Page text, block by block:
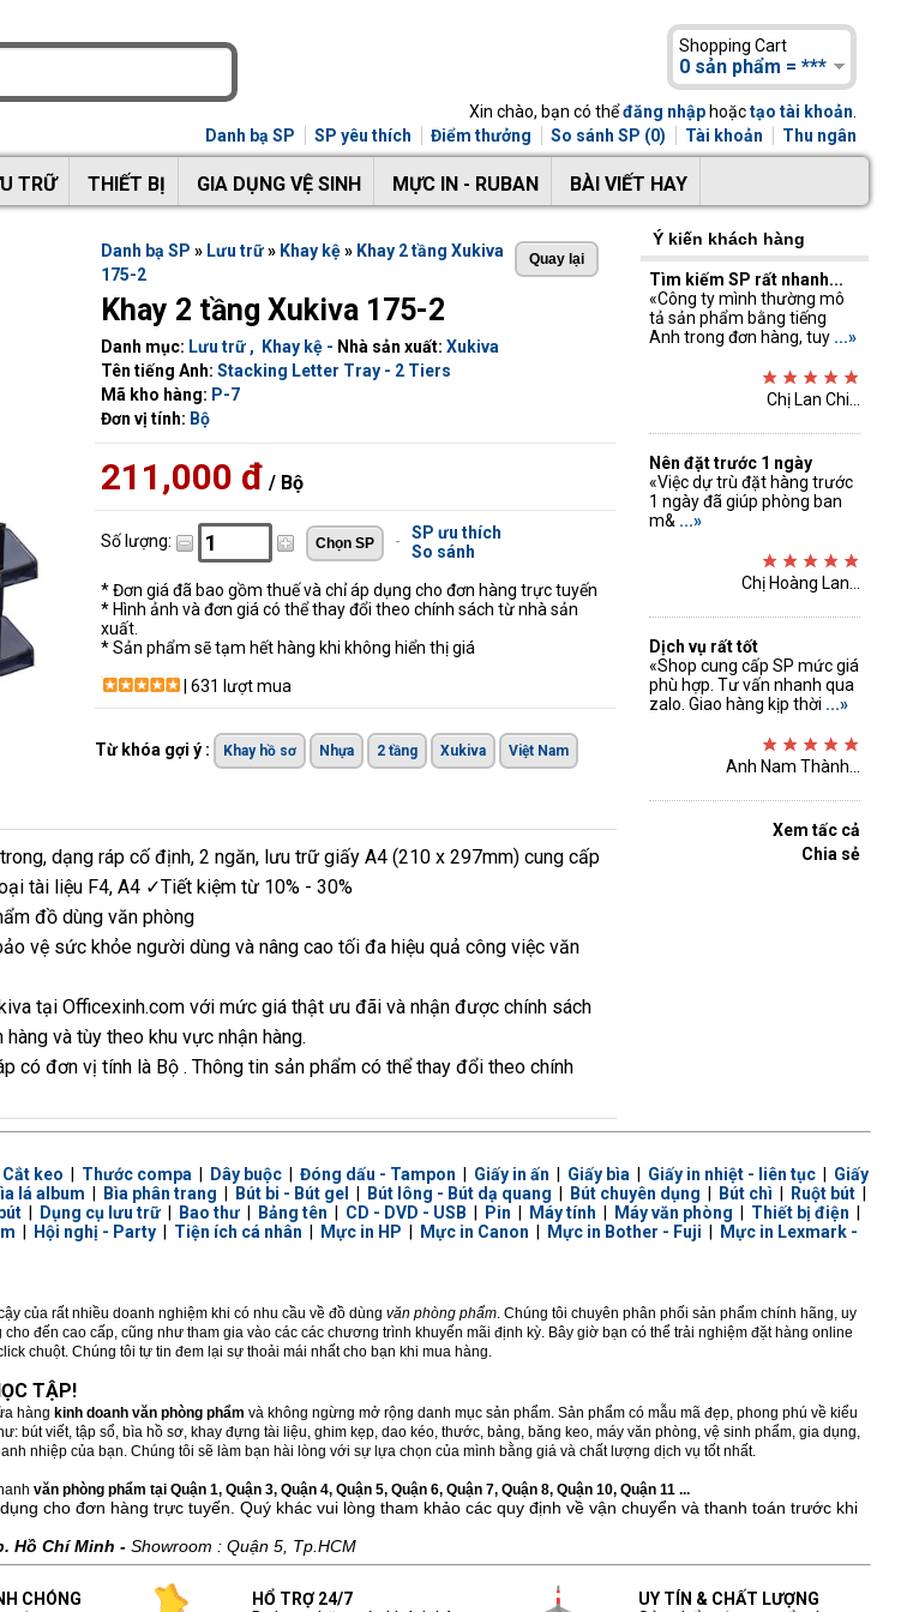
Shopping Cart
0 sản phẩm = ***
Xin chào, bạn có thểđăng nhập hoặctạo tài khoản
Danh bạ SP
SP yêu thích Điểm thưởng So sánh SP (0) Tài khoản Thu ngân
TRỮ THIẾT BỊ GIA DỤNG VỆ SINH MỰC IN - RUBAN BÀI VIẾT HAY
Ý kiến khách hàng
Tìm kiếm SP rất nhanh...
«Công ty mình thường mô
tả sản phẩm bằng tiếng
Anh trong đơn hàng, tuy ...»
Chị Lan Chi...
Nên đặt trước 1 ngày
«Việc dự trù đặt hàng trước
1 ngày đã giúp phòng ban
m& ...»
Chị Hoàng Lan...
Dịch vụ rất tốt
«Shop cung cấp SP mức giá
phù hợp. Tư vấn nhanh qua
zalo. Giao hàng kịp thời ...»
Anh Nam Thành...
Xem tấc cả
Chia sẻ
Danh bạ SP » Lưu trữ» Khay kệ» Khay 2 tầng Xukiva
175-2
Khay 2 tầng Xukiva 175-2
Danh mục: Lưu trữ, Khay kệ- Nhà sản xuất: Xukiva
Tên tiếng Anh: Stacking Letter Tray - 2 Tiers
Mã kho hàng: P-7
Đơn vị tính: Bộ
211,000 đ / Bộ
Số lượng: - SP ưu thích
So sánh
* Đơn giá đã bao gồm thuế và chỉ áp dụng cho đơn hàng trực tuyến
* Hình ảnh và đơn giá có thể thay đổi theo chính sách từ nhà sản
xuất.
* Sản phẩm sẽ tạm hết hàng khi không hiển thị giá
| 631 lượt mua
Từ khóa gợi ý : Khay hồ sơ Nhựa 2 tầng Xukiva Việt Nam
dạng ráp cố định, 2 ngăn, lưu trữ giấy A4 (210 x 297mm) cung cấp
tài liệu F4, A4 ✓Tiết kiệm từ 10% - 30%
đồ dùng văn phòng
vệ sức khỏe người dùng và nâng cao tối đa hiệu quả công việc văn
tại Officexinh.com với mức giá thật ưu đãi và nhận được chính sách
và tùy theo khu vực nhận hàng.
có đơn vị tính là Bộ . Thông tin sản phẩm có thể thay đổi theo chính
Cắt keo Thước compa Dây buộc| Đóng dấu - Tampon Giấy in ấn Giấy bìa Giấy in nhiệt - liên tục| Giấy
lá album Bìa phân trang Bút bi - Bút gel Bút lông - Bút dạ quang Bút chuyên dụng Bút chì Ruột bút|
| Dụng cụ lưu trữ| Bao thư| Bảng tên CD - DVD - USB Pin Máy tính Máy văn phòng Thiết bị điện
Hội nghị - Party| Tiện ích cá nhân Mực in HP Mực in Canon Mực in Bother - Fuji
Mực in Lexmark -
của rất nhiều doanh nghiệm khi có nhu cầu về đồ dùng văn phòng phẩm. Chúng tôi chuyên phân phối sản phẩm chính hãng, uy
đến cao cấp, cũng như tham gia vào các các chương trình khuyến mãi định kỳ. Bây giờ bạn có thể trải nghiệm đặt hàng online
chuột. Chúng tôi tự tin đem lại sự thoải mái nhất cho bạn khi mua hàng.
TẬP!
hàng kinh doanh văn phòng phẩm và không ngừng mở rộng danh mục sản phẩm. Sản phẩm có mẫu mã đẹp, phong phú về kiểu
bút viết, tập sổ, bìa hồ sơ, khay đựng tài liệu, ghim kẹp, dao kéo, thước, bảng, băng keo, máy văn phòng, vệ sinh phẩm, gia dụng,
nhiệp của bạn. Chúng tôi sẽ làm bạn hài lòng với sự lựa chọn của mình bằng giá và chất lượng dịch vụ tốt nhất.
văn phòng phẩm tại Quận 1, Quận 3, Quận 4, Quận 5, Quận 6, Quận 7, Quận 8, Quận 10, Quận 11 ...
cho đơn hàng trực tuyến. Quý khác vui lòng tham khảo các quy định về vận chuyển và thanh toán trước khi
Hồ Chí Minh - Showroom : Quận 5, Tp.HCM
CHÓNG
HỔ TRỢ 24/7
UY TÍN & CHẤT LƯỢNG